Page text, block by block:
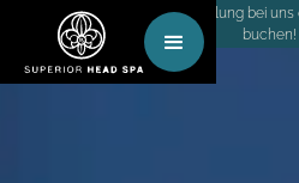
Selbst eine Head Spa - Behandlung bei
buchen!